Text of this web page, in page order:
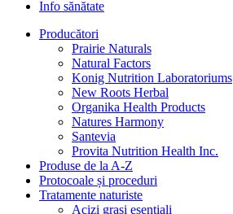
Info sănătate
Producători
Prairie Naturals
Natural Factors
Konig Nutrition Laboratoriums
New Roots Herbal
Organika Health Products
Natures Harmony
Santevia
Provita Nutrition Health Inc.
Produse de la A-Z
Protocoale și proceduri
Tratamente naturiste
Acizi grași esențiali